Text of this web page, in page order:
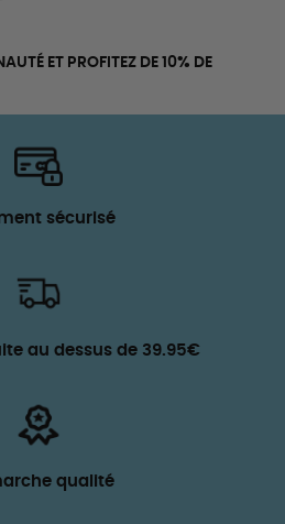
ET PROFITEZ DE 10% DE
sécurisé
au dessus de 39.95€
qualité